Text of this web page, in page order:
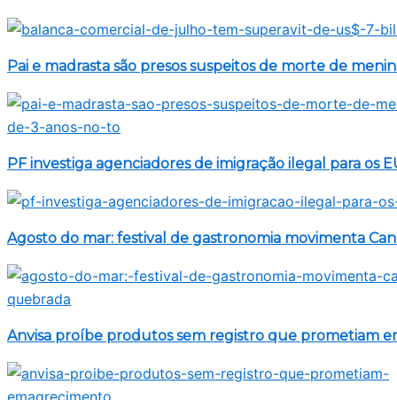
Pai e madrasta são presos suspeitos de morte de
PF investiga agenciadores de imigração ilegal para os
Agosto do mar: festival de gastronomia movimenta
Anvisa proíbe produtos sem registro que prometiam